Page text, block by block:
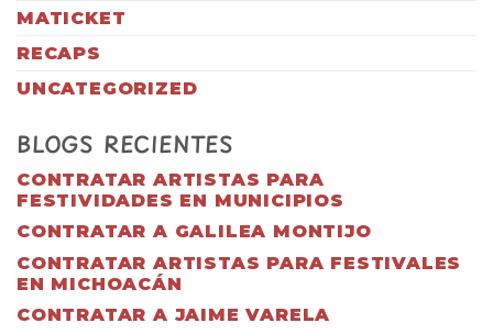
MATICKET
RECAPS
UNCATEGORIZED
BLOGS RECIENTES
CONTRATAR ARTISTAS PARA
FESTIVIDADES EN MUNICIPIOS
CONTRATAR A GALILEA MONTIJO
CONTRATAR ARTISTAS PARA FESTIVALES
EN MICHOACÁN
CONTRATAR A JAIME VARELA